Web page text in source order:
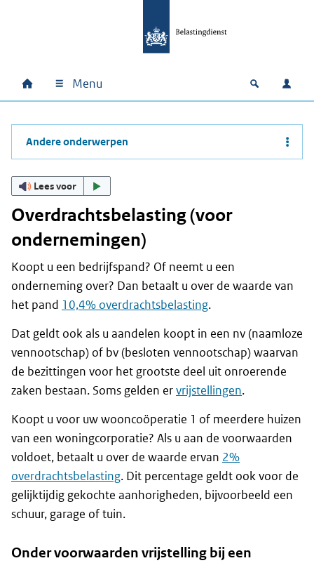
Hoofdnavigatie
Home Menu Open
Andere onderwerpen
Lees voor
Overdrachtsbelasting (voor
ondernemingen)
Koopt u een bedrijfspand? Of neemt u een
onderneming over? Dan betaalt u over de waarde van
het pand 10,4% overdrachtsbelasting.
Dat geldt ook als u aandelen koopt in een nv (naamloze
vennootschap) of bv (besloten vennootschap) waarvan
de bezittingen voor het grootste deel uit onroerende
zaken bestaan. Soms gelden ervrijstellingen.
Koopt u voor uw wooncoöperatie 1 of meerdere huizen
van een woningcorporatie? Als u aan de voorwaarden
voldoet, betaalt u over de waarde ervan 2%
overdrachtsbelasting. Dit percentage geldt ook voor de
gelijktijdig gekochte aanhorigheden, bijvoorbeeld een
schuur, garage of tuin.
Onder voorwaarden vrijstelling bij een